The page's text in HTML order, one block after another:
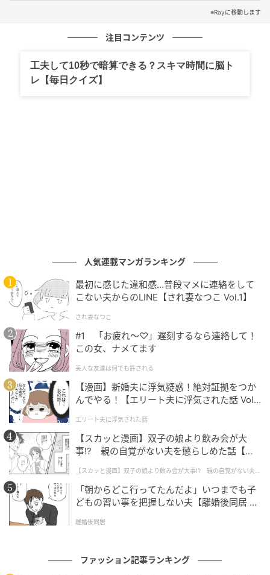
毎日1分英会話で、知って得するフレーズを学びましょ
ライター Ray WEB編集部
※Rayに移動します
注目コンテンツ
工夫して10秒で暗算できる？スキマ時間に脳ト
レ【毎日クイズ】
人気連載マンガランキング
最初に感じた違和感…普段マメに連絡をして
こない夫からのLINE【され妻なつこ Vol.1】
され妻なつこ
#1 「お疲れ〜♡」遅刻するなら連絡して！
この女、ナメてます
美人な友達は何でも許される
【漫画】新婚夫に浮気疑惑！絶対証拠をつか
んでやる！【エリート夫に浮気された話 Vol.
エリート夫に浮気された話
【スカッと漫画】双子の娘より飲み会が大
事!? 親の自覚がない夫を懲らしめた話【第1
【スカッと漫画】双子の娘より飲み会が大事!? 親の自覚がない夫を
懲らしめた話
「朝からどこ行ってたんだよ」いつまでも子
どもの習い事を把握しない夫【離婚後同居 Vo
離婚後同居
ファッション記事ランキング